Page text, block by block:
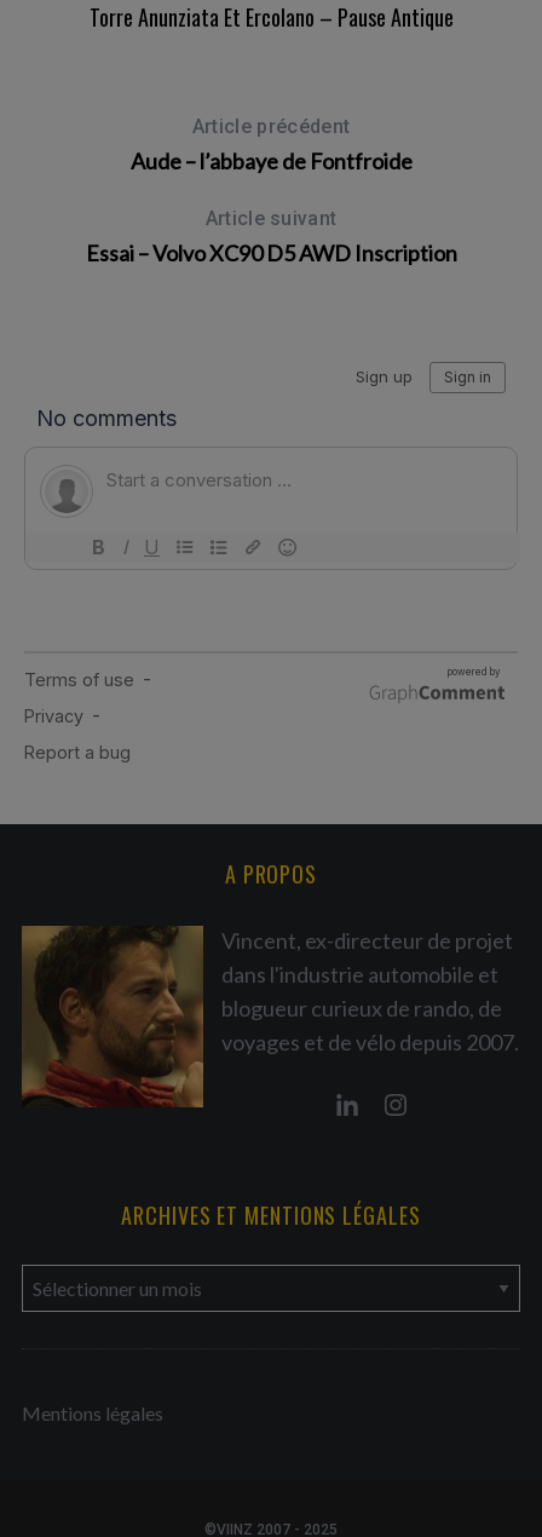
Torre Anunziata Et Ercolano – Pause Antique
Article précédent
Aude – l’abbaye de Fontfroide
Article suivant
Essai – Volvo XC90 D5 AWD Inscription
A PROPOS
Vincent, ex-directeur de projet
dans l'industrie automobile et
blogueur curieux de rando, de
voyages et de vélo depuis 2007.
ARCHIVES ET MENTIONS LÉGALES
r
c
iMentions légales
©VIINZ 2007 - 2025